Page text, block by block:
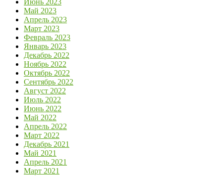
Июнь 2023
Май 2023
Апрель 2023
Март 2023
Февраль 2023
Январь 2023
Декабрь 2022
Ноябрь 2022
Октябрь 2022
Сентябрь 2022
Август 2022
Июль 2022
Июнь 2022
Май 2022
Апрель 2022
Март 2022
Декабрь 2021
Май 2021
Апрель 2021
Март 2021